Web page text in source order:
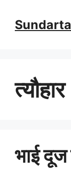
Sundarta
त्यौहार
भाई